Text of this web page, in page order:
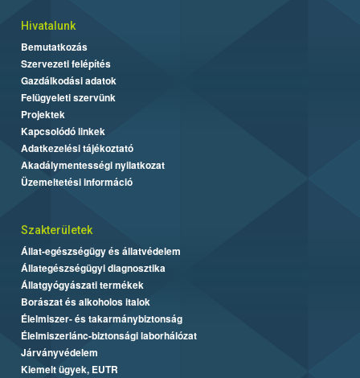
Hivatalunk
Bemutatkozás
Szervezeti felépítés
Gazdálkodási adatok
Felügyeleti szervünk
Projektek
Kapcsolódó linkek
Adatkezelési tájékoztató
Akadálymentességi nyilatkozat
Üzemeltetési információ
Szakterületek
Állat-egészségügy és állatvédelem
Állategészségügyi diagnosztika
Állatgyógyászati termékek
Borászat és alkoholos italok
Élelmiszer- és takarmánybiztonság
Élelmiszerlánc-biztonsági laborhálózat
Járványvédelem
Kiemelt ügyek, EUTR